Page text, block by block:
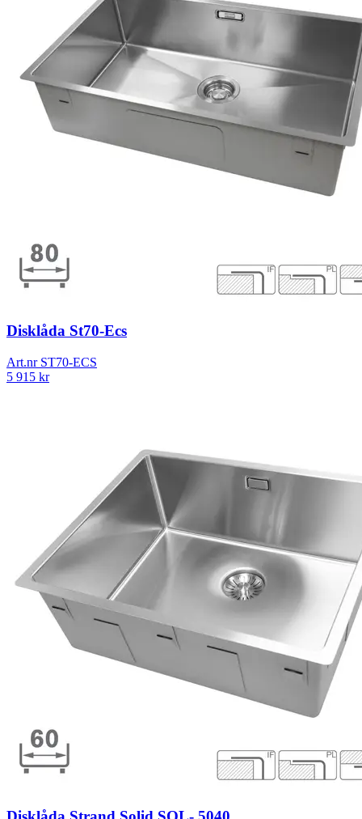
Disklåda St70-Ecs
Art.nr ST70-ECS
5 915 kr